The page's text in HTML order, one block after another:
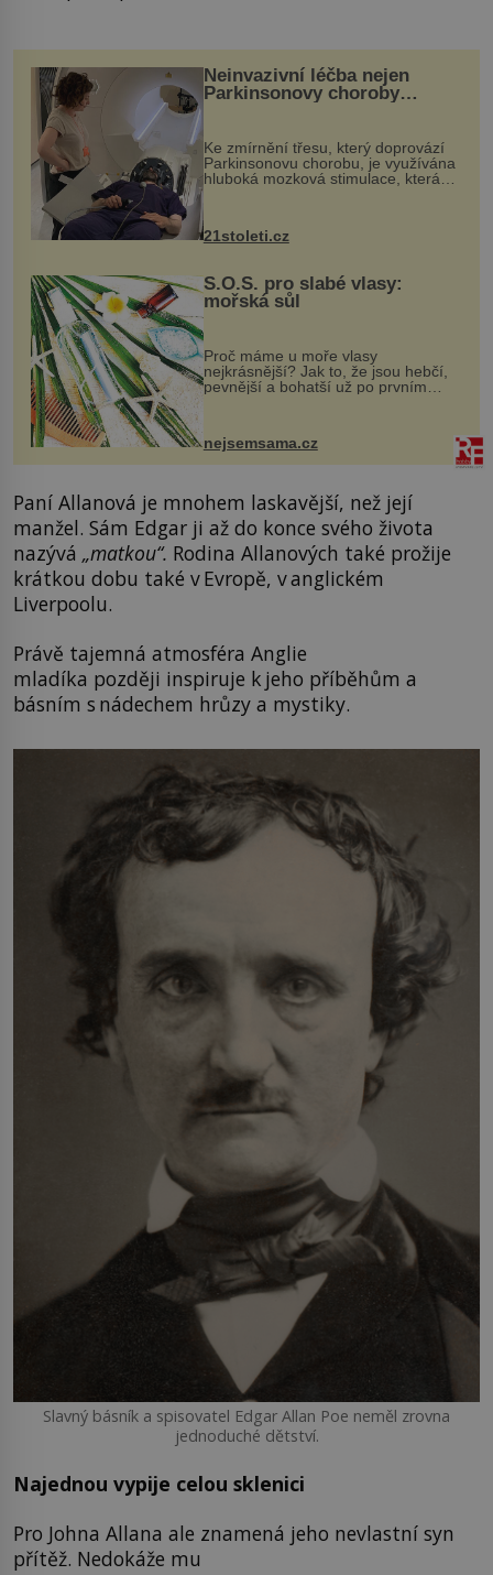
Neinvazivní léčba nejen
Parkinsonovy choroby
Ke zmírnění třesu, který doprovází
Parkinsonovu chorobu, je využívána
hluboká mozková stimulace, která
však vyžaduje vysoce invazivní
k dostatečně přesnému zacílení ...
21stoleti.cz
S.O.S. pro slabé vlasy:
mořská sůl
Proč máme u moře vlasy
nejkrásnější? Jak to, že jsou hebčí,
pevnější a bohatší už po prvním
vlasy. ...
nejsemsama.cz
Paní Allanová je mnohem laskavější, než její
manžel. Sám Edgar ji až do konce svého života
nazývá „matkou“. Rodina Allanových také prožije
krátkou dobu také v Evropě, v anglickém
Liverpoolu.
Právě tajemná atmosféra Anglie
mladíka později inspiruje k jeho příběhům a
básním s nádechem hrůzy a mystiky.
Slavný básník a spisovatel Edgar Allan Poe neměl zrovna
jednoduché dětství.
Najednou vypije celou sklenici
Pro Johna Allana ale znamená jeho nevlastní syn
přítěž. Nedokáže mu